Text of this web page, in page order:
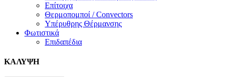
Επίτοιχα
Θερμοπομποί / Convectors
Υπέρυθρης Θέρμανσης
Φωτιστικά
Επιδαπέδια
ΚΑΛΥΨΗ